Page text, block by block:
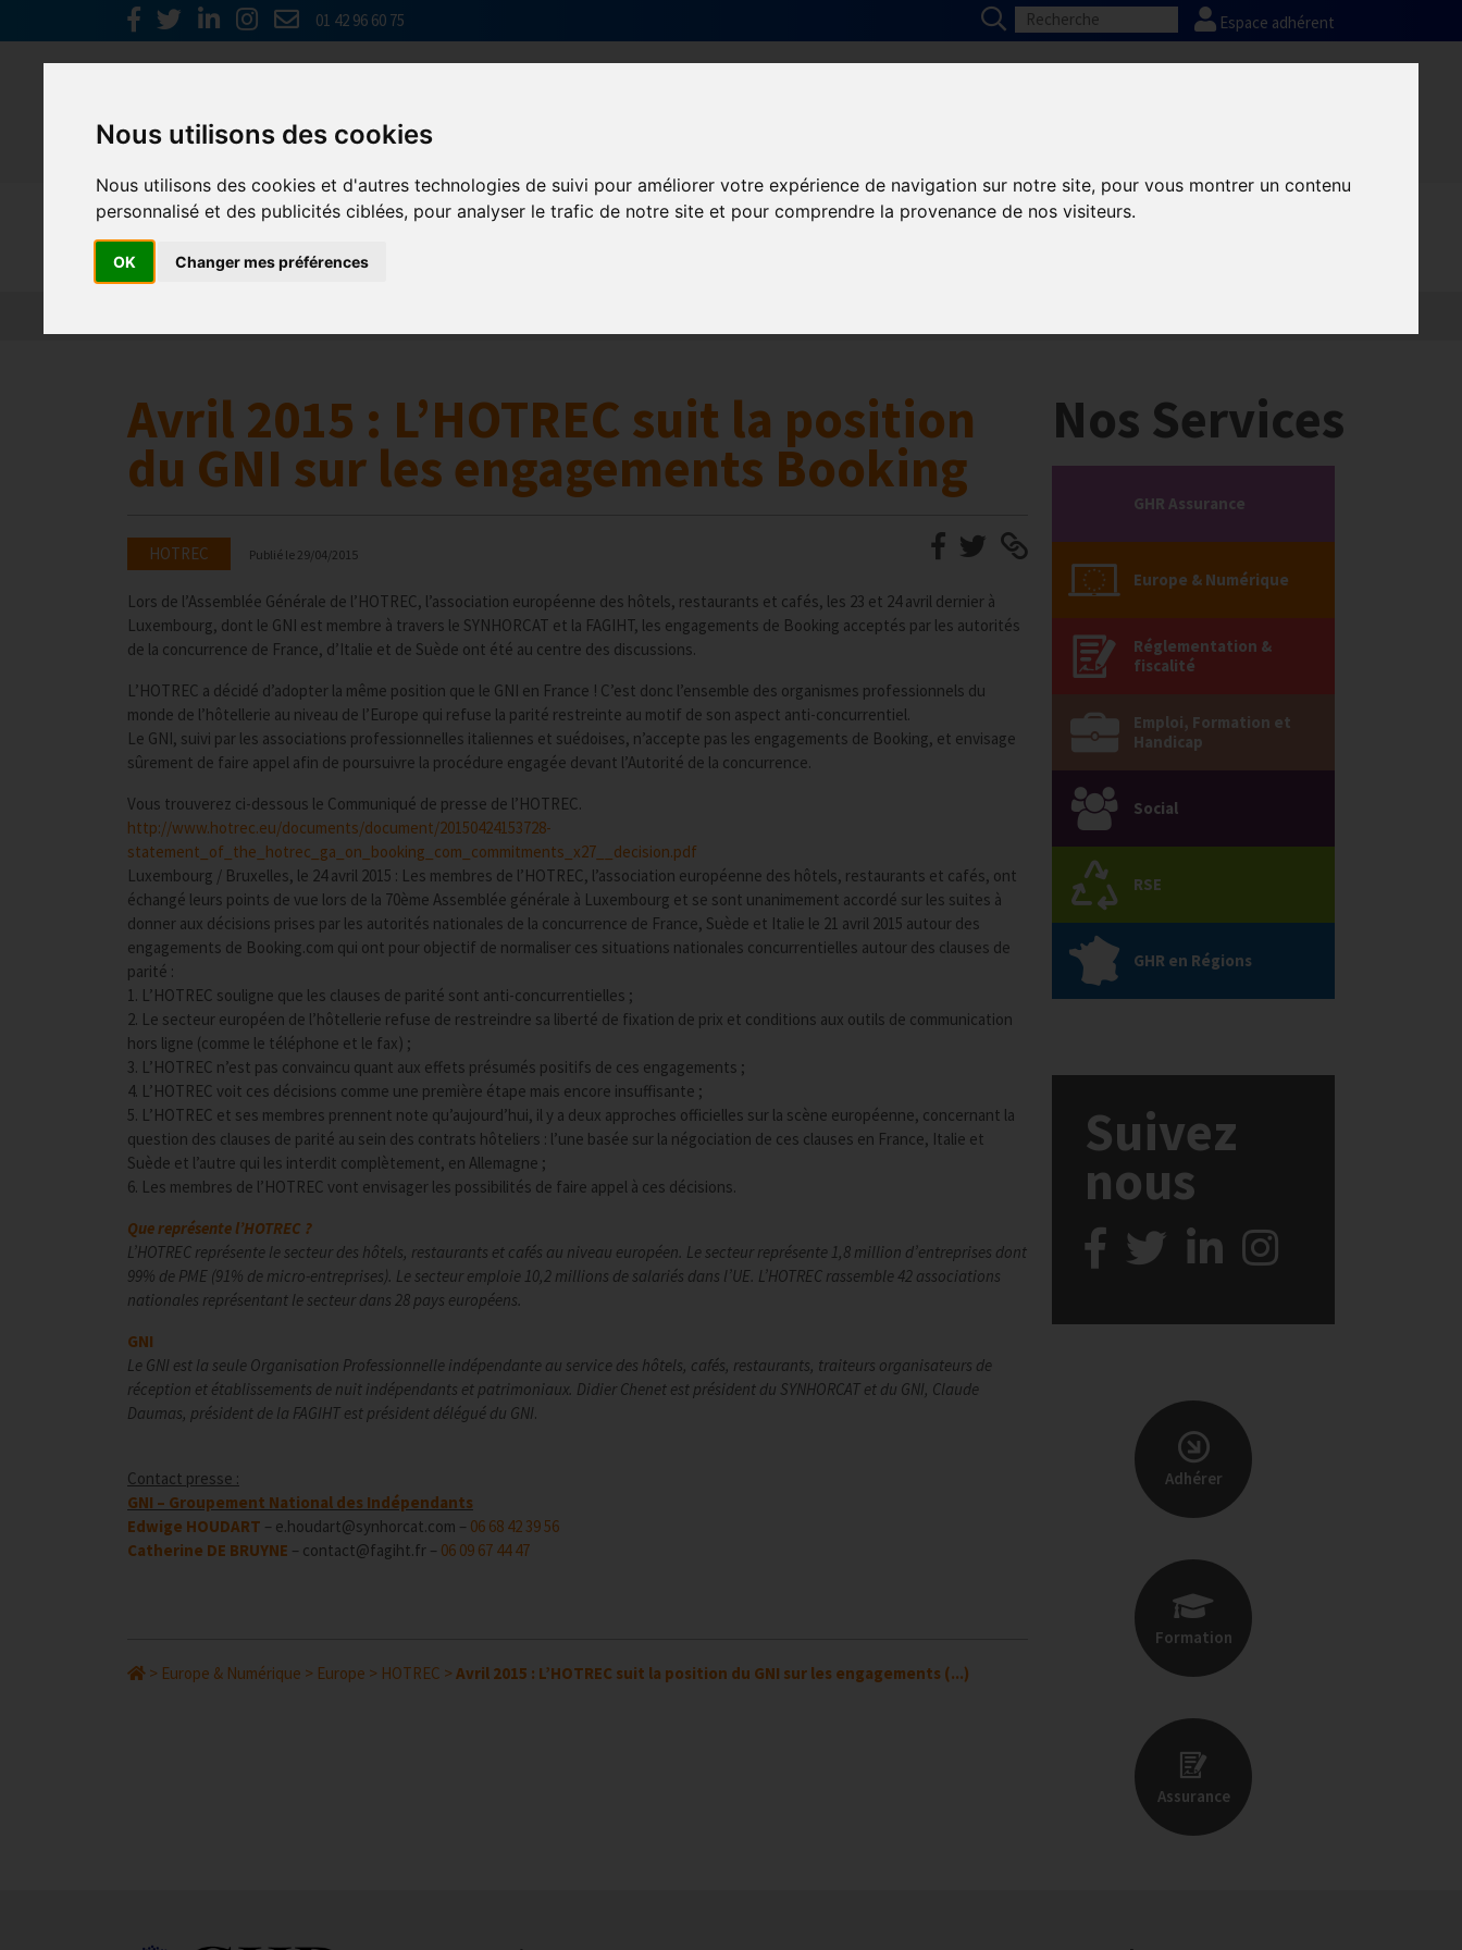
Nous utilisons des cookies
Nous utilisons des cookies et d'autres technologies de suivi pour améliorer votre expérience de navigation sur notre site, pour vous montrer un contenu
personnalisé et des publicités ciblées, pour analyser le trafic de notre site et pour comprendre la provenance de nos visiteurs.
OK Changer mes préférences
01 42 96 60 75 Espace adhérent
Europe & Numérique
Avril 2015 : L’HOTREC suit la position
du GNI sur les engagements Booking
HOTREC Publié le 29/04/2015
Lors de l’Assemblée Générale de l’HOTREC, l’association européenne des hôtels, restaurants et cafés, les 23 et 24 avril dernier à
Luxembourg, dont le GNI est membre à travers le SYNHORCAT et la FAGIHT, les engagements de Booking acceptés par les autorités
de la concurrence de France, d’Italie et de Suède ont été au centre des discussions.
L’HOTREC a décidé d’adopter la même position que le GNI en France ! C’est donc l’ensemble des organismes professionnels du
monde de l’hôtellerie au niveau de l’Europe qui refuse la parité restreinte au motif de son aspect anti-concurrentiel.
Le GNI, suivi par les associations professionnelles italiennes et suédoises, n’accepte pas les engagements de Booking, et envisage
sûrement de faire appel afin de poursuivre la procédure engagée devant l’Autorité de la concurrence.
Vous trouverez ci-dessous le Communiqué de presse de l’HOTREC.
http://www.hotrec.eu/documents/document/20150424153728-
statement_of_the_hotrec_ga_on_booking_com_commitments_x27__decision.pdf
Luxembourg / Bruxelles, le 24 avril 2015 : Les membres de l’HOTREC, l’association européenne des hôtels, restaurants et cafés, ont
échangé leurs points de vue lors de la 70ème Assemblée générale à Luxembourg et se sont unanimement accordé sur les suites à
donner aux décisions prises par les autorités nationales de la concurrence de France, Suède et Italie le 21 avril 2015 autour des
engagements de Booking.com qui ont pour objectif de normaliser ces situations nationales concurrentielles autour des clauses de
parité :
1. L’HOTREC souligne que les clauses de parité sont anti-concurrentielles ;
2. Le secteur européen de l’hôtellerie refuse de restreindre sa liberté de fixation de prix et conditions aux outils de communication
hors ligne (comme le téléphone et le fax) ;
3. L’HOTREC n’est pas convaincu quant aux effets présumés positifs de ces engagements ;
4. L’HOTREC voit ces décisions comme une première étape mais encore insuffisante ;
5. L’HOTREC et ses membres prennent note qu’aujourd’hui, il y a deux approches officielles sur la scène européenne, concernant la
question des clauses de parité au sein des contrats hôteliers : l’une basée sur la négociation de ces clauses en France, Italie et
Suède et l’autre qui les interdit complètement, en Allemagne ;
6. Les membres de l’HOTREC vont envisager les possibilités de faire appel à ces décisions.
Que représente l’HOTREC ?
L’HOTREC représente le secteur des hôtels, restaurants et cafés au niveau européen. Le secteur représente 1,8 million d’entreprises dont
99% de PME (91% de micro-entreprises). Le secteur emploie 10,2 millions de salariés dans l’UE. L’HOTREC rassemble 42 associations
nationales représentant le secteur dans 28 pays européens.
GNI
Le GNI est la seule Organisation Professionnelle indépendante au service des hôtels, cafés, restaurants, traiteurs organisateurs de
réception et établissements de nuit indépendants et patrimoniaux. Didier Chenet est président du SYNHORCAT et du GNI, Claude
Daumas, président de la FAGIHT est président délégué du GNI.
Contact presse :
GNI – Groupement National des Indépendants
Edwige HOUDART – e.houdart@synhorcat.com – 06 68 42 39 56
Catherine DE BRUYNE – contact@fagiht.fr – 06 09 67 44 47
> Europe & Numérique > Europe > HOTREC >Avril 2015 : L’HOTREC suit la position du GNI sur les engagements (...)
Nos Services
GHR Assurance
Europe & Numérique
Réglementation &
fiscalité
Emploi, Formation et
Handicap
Social
RSE
GHR en Régions
Suivez
nous
Adhérer
Formation
Assurance